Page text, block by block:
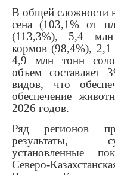
В общей сложности
сена (103,1% от
(113,3%), 5,4 млн
кормов (98,4%),
4,9 млн тонн
объем составляет
видов, что
обеспечение
2026 годов.
Ряд регионов
результаты,
установленные
Северо-